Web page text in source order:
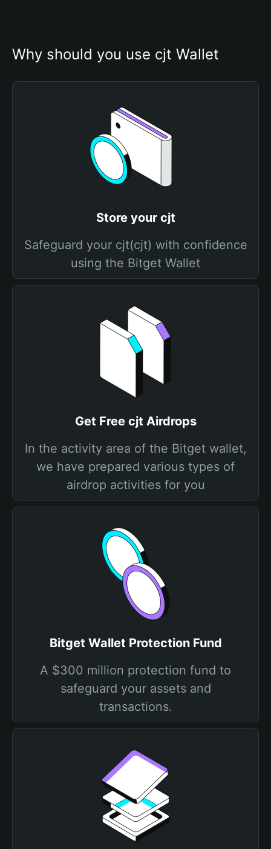
Why should you use cjt Wallet
Store your cjt
Safeguard your cjt(cjt) with confidence
using the Bitget Wallet
Get Free cjt Airdrops
In the activity area of the Bitget wallet,
we have prepared various types of
airdrop activities for you
Bitget Wallet Protection Fund
A $300 million protection fund to
safeguard your assets and
transactions.